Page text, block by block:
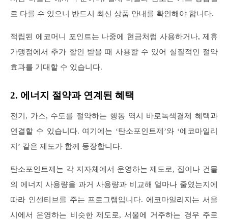
로 다를 수 있으니 반드시 최신 상품 안내를 확인해야 합니다.
적립된 에코머니 포인트는 나중에 현금처럼 사용하거나, 제휴
가맹점에서 추가 할인 받을 때 사용할 수 있어 실질적인 절약
효과를 기대할 수 있습니다.
2. 에너지 절약과 연계된 혜택
전기, 가스, 수도를 절약하는 행동 역시 바로녹색결제 혜택과
연결할 수 있습니다. 여기에는 ‘탄소포인트제’와 ‘에코마일리
지’ 같은 제도가 함께 등장합니다.
탄소포인트제는 각 지자체에서 운영하는 제도로, 집이나 건물
의 에너지 사용량을 과거 사용량과 비교해 얼마나 줄였는지에
따라 인센티브를 주는 프로그램입니다. 에코마일리지는 서울
시에서 운영하는 비슷한 제도로, 서울에 거주하는 경우 주로